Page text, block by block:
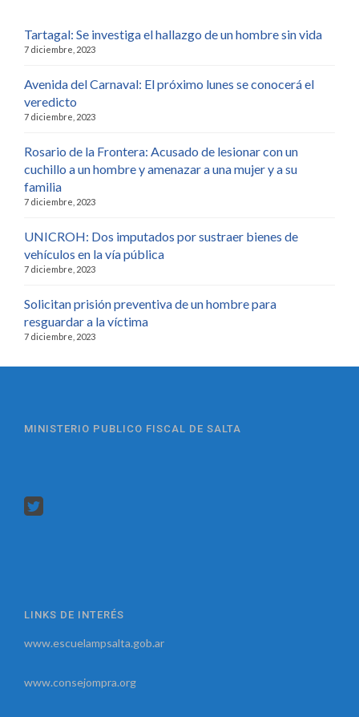
Tartagal: Se investiga el hallazgo de un hombre sin vida
7 diciembre, 2023
Avenida del Carnaval: El próximo lunes se conocerá el
veredicto
7 diciembre, 2023
Rosario de la Frontera: Acusado de lesionar con un
cuchillo a un hombre y amenazar a una mujer y a su
familia
7 diciembre, 2023
UNICROH: Dos imputados por sustraer bienes de
vehículos en la vía pública
7 diciembre, 2023
Solicitan prisión preventiva de un hombre para
resguardar a la víctima
7 diciembre, 2023
MINISTERIO PUBLICO FISCAL DE SALTA
LINKS DE INTERÉS
www.escuelampsalta.gob.ar
www.consejompra.org